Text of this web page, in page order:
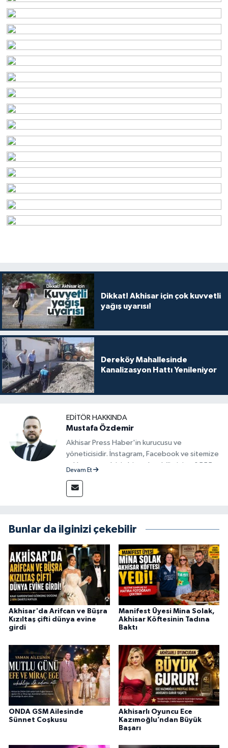
Dikkat! Akhisar için çok kuvvetli
yağış uyarısı!
Dereköy Mahallesinde
Kanalizasyon Hattı Yenileniyor
EDITÖR HAKKINDA
Mustafa Özdemir
Akhisar Press Haber'in kurucusu ve
yöneticisidir. İnstagram, Facebook ve sitemize
reklam vermek için bize ulaşabilirsiniz - 0555
Devam Et
Bunlar da ilginizi çekebilir
Akhisar'da Arifcan ve Büşra
Kızıltaş çifti dünya evine
girdi
Manifest Üyesi Mina Solak,
Akhisar Köftesinin Tadına
Baktı
ONDA GSM Ailesinde
Sünnet Coşkusu
Akhisarlı Oyuncu Ece
Kazımoğlu’ndan Büyük
Başarı